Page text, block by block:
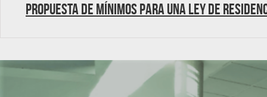
Propuesta de mínimos para una Ley de